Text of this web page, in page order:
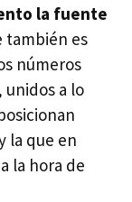
la fuente
también es
números
unidos a lo
la que en
la hora de